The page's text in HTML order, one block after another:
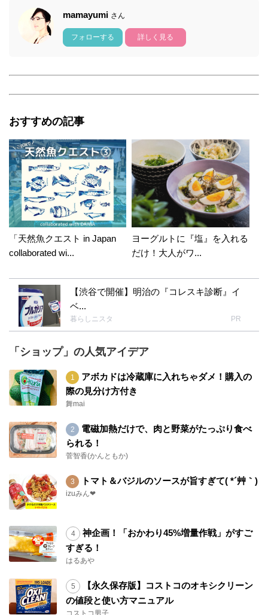
mamayumi さん
フォローする 詳しく見る
おすすめの記事
「天然魚クエスト in Japan
collaborated wi...
ヨーグルトに『塩』を入れる
だけ！大人がワ...
【渋谷で開催】明治の『コレスキ診断』イ
ベ...
暮らしニスタ PR
「ショップ」の人気アイデア
アボカドは冷蔵庫に入れちゃダメ！購入の
際の見分け方付き
舞mai
電磁加熱だけで、肉と野菜がたっぷり食べ
られる！
菅智香(かんともか)
トマト＆バジルのソースが旨すぎて( *´艸｀)
izuみん❤
神企画！「おかわり45%増量作戦」がすご
すぎる！
はるあや
【永久保存版】コストコのオキシクリーン
の値段と使い方マニュアル